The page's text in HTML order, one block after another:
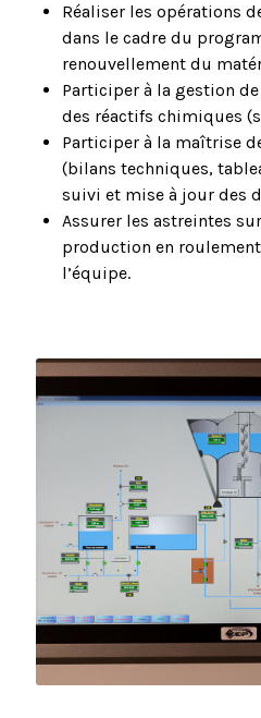
Réaliser les opérations
dans le cadre du
renouvellement du
Participer à la gestion
des réactifs chimiques
Participer à la maîtrise
(bilans techniques,
suivi et mise à jour des
Assurer les astreintes
production en
l’équipe.